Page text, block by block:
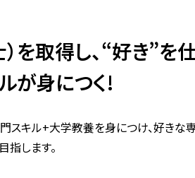
を取得し、“好き”を
が身につく!
スキル+大学教養を身につけ、好きな
指します。